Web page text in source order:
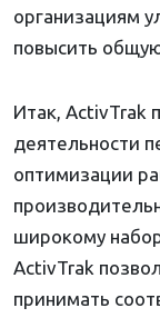
организациям
повысить
Итак, ActivTrak
деятельности
оптимизации
широкому
ActivTrak
принимать